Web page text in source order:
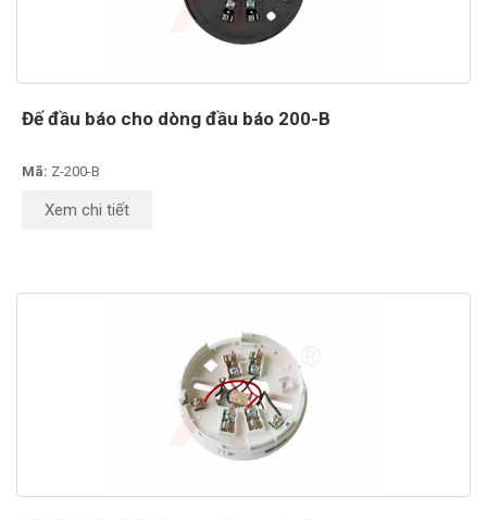
Đế đầu báo cho dòng đầu báo 200-B
Mã: Z-200-B
Xem chi tiết